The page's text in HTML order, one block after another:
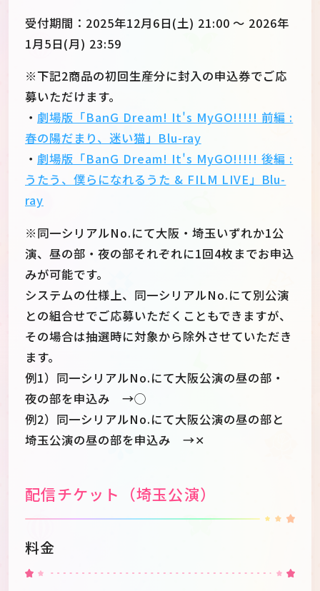
受付期間：2025年12月6日(土) 21:00 ～ 2026年
1月5日(月) 23:59
※下記2商品の初回生産分に封入の申込券でご応
募いただけます。
・ 劇場版「BanG Dream! It's MyGO!!!!! 前編 :
春の陽だまり、迷い猫」Blu-ray
・ 劇場版「BanG Dream! It's MyGO!!!!! 後編 :
うたう、僕らになれるうた & FILM LIVE」Blu-
ray
※同一シリアルNo.にて大阪・埼玉いずれか1公
演、昼の部・夜の部それぞれに1回4枚までお申込
みが可能です。
システムの仕様上、同一シリアルNo.にて別公演
との組合せでご応募いただくこともできますが、
その場合は抽選時に対象から除外させていただき
ます。
例1）同一シリアルNo.にて大阪公演の昼の部・
夜の部を申込み →◯
例2）同一シリアルNo.にて大阪公演の昼の部と
埼玉公演の昼の部を申込み →✕
配信チケット（埼玉公演）
料金